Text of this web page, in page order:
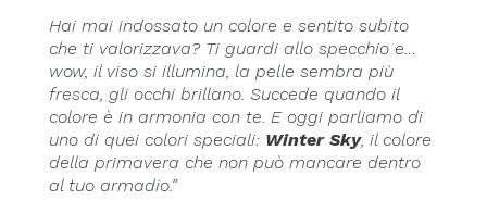
Hai mai indossato un colore e sentito subito
che ti valorizzava? Ti guardi allo specchio e…
wow, il viso si illumina, la pelle sembra più
fresca, gli occhi brillano. Succede quando il
colore è in armonia con te. E oggi parliamo di
uno di quei colori speciali: Winter Sky, il colore
della primavera che non può mancare dentro
al tuo armadio.”